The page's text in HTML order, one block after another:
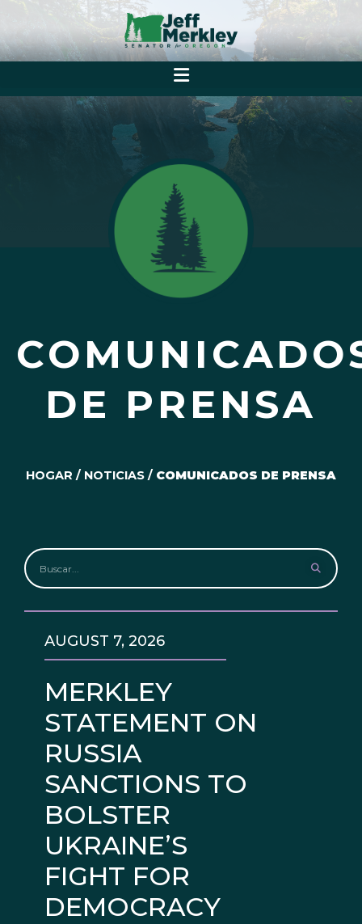
DE PRENSA
HOGAR / NOTICIAS / COMUNICADOS DE PRENSA
MERKLEY
STATEMENT ON
RUSSIA
SANCTIONS TO
BOLSTER
UKRAINE’S
FIGHT FOR
DEMOCRACY
AUGUST 7, 2026